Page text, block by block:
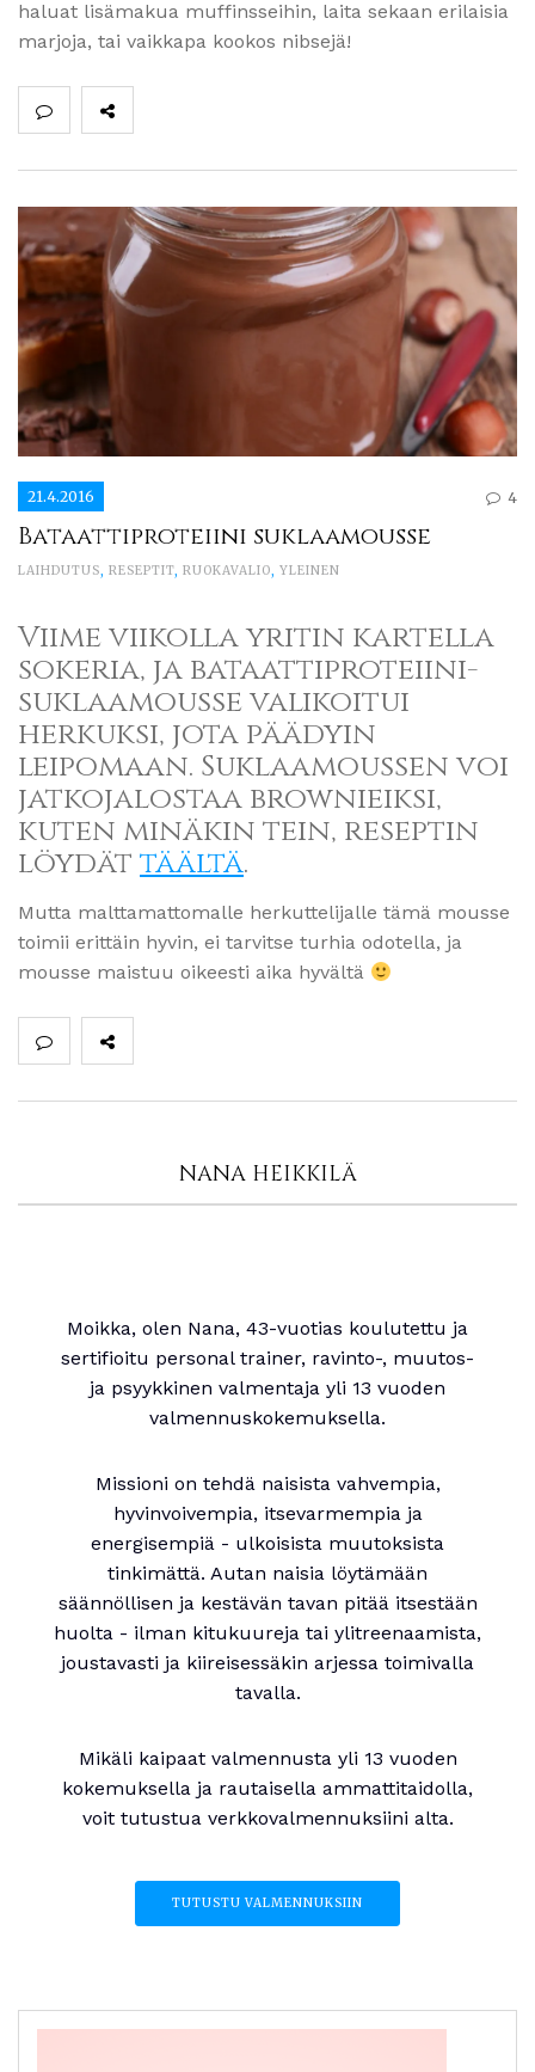
haluat lisämakua muffinsseihin, laita sekaan erilaisia
marjoja, tai vaikkapa kookos nibsejä!
21.4.2016 4
Bataattiproteiini suklaamousse
LAIHDUTUS, RESEPTIT, RUOKAVALIO, YLEINEN
Viime viikolla yritin kartella
sokeria, ja bataattiproteiini-
suklaamousse valikoitui
herkuksi, jota päädyin
leipomaan. Suklaamoussen voi
jatkojalostaa brownieiksi,
kuten minäkin tein, reseptin
löydät täältä.
Mutta malttamattomalle herkuttelijalle tämä mousse
toimii erittäin hyvin, ei tarvitse turhia odotella, ja
mousse maistuu oikeesti aika hyvältä
NANA HEIKKILÄ
Moikka, olen Nana, 43-vuotias koulutettu ja
sertifioitu personal trainer, ravinto-, muutos-
ja psyykkinen valmentaja yli 13 vuoden
valmennuskokemuksella.
Missioni on tehdä naisista vahvempia,
hyvinvoivempia, itsevarmempia ja
energisempiä - ulkoisista muutoksista
tinkimättä. Autan naisia löytämään
säännöllisen ja kestävän tavan pitää itsestään
huolta - ilman kitukuureja tai ylitreenaamista,
joustavasti ja kiireisessäkin arjessa toimivalla
tavalla.
Mikäli kaipaat valmennusta yli 13 vuoden
kokemuksella ja rautaisella ammattitaidolla,
voit tutustua verkkovalmennuksiini alta.
TUTUSTU VALMENNUKSIIN